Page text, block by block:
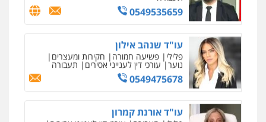
עו"ד חמאדה מסרי
0526631970
עו"ד פיני פישלר
0505234000